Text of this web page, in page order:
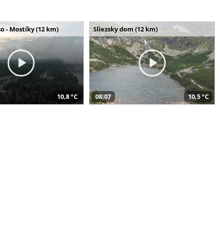
- Mostíky (12 km)
10,8 °C
Sliezsky dom (12 km)
08:07 10,5 °C